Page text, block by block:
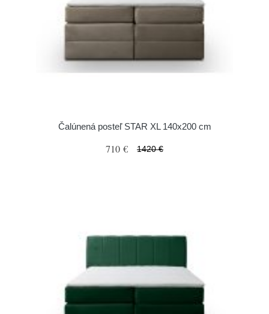
Čalúnená posteľ STAR XL 140x200 cm
710 € 1420 €